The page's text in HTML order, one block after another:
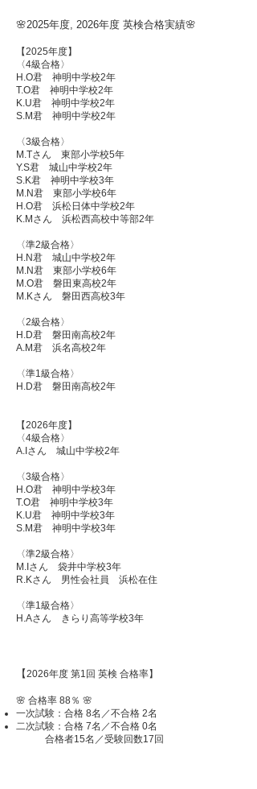
🌸2025年度, 2026年度 英検合格実績🌸
【2025年度】
〈4級合格〉
H.O君 神明中学校2年
T.O君 神明中学校2年
K.U君 神明中学校2年
S.M君 神明中学校2年
〈3級合格〉
M.Tさん 東部小学校5年
Y.S君 城山中学校2年
S.K君 神明中学校3年
M.N君 東部小学校6年
H.O君 浜松日体中学校2年
K.Mさん 浜松西高校中等部2年
〈準2級合格〉
H.N君 城山中学校2年
M.N君 東部小学校6年
M.O君 磐田東高校2年
M.Kさん 磐田西高校3年
〈2級合格〉
H.D君 磐田南高校2年
A.M君 浜名高校2年
〈準1級合格〉
H.D君 磐田南高校2年
【2026年度】
〈4級合格〉
A.Iさん 城山中学校2年
〈3級合格〉
H.O君 神明中学校3年
T.O君 神明中学校3年
K.U君 神明中学校3年
S.M君 神明中学校3年
〈準2級合格〉
M.Iさん 袋井中学校3年
R.Kさん 男性会社員 浜松在住
〈準1級合格〉
H.Aさん きらり高等学校3年
【2026年度 第1回 英検 合格率】
🌸 合格率 88％ 🌸
一次試験：合格 8名／不合格 2名
二次試験：合格 7名／不合格 0名
合格者15名／受験回数17回